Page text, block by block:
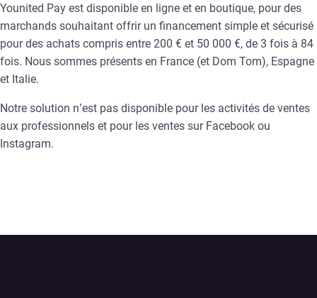
Younited Pay est disponible en ligne et en boutique, pour des
marchands souhaitant offrir un financement simple et sécurisé
pour des achats compris entre 200 € et 50 000 €, de 3 fois à 84
fois. Nous sommes présents en France (et Dom Tom), Espagne
et Italie.
Notre solution n’est pas disponible pour les activités de ventes
aux professionnels et pour les ventes sur Facebook ou
Instagram.